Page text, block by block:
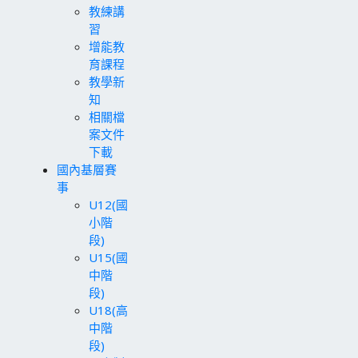
教練講
習
增能教
育課程
教學新
知
相關檔
案文件
下載
國內基層賽
事
U12(國
小階
段)
U15(國
中階
段)
U18(高
中階
段)